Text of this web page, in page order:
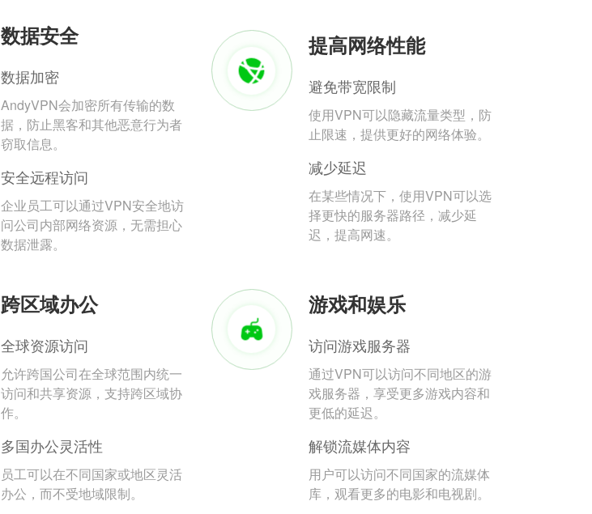
数据安全
数据加密
AndyVPN会加密所有传输的数
据，防止黑客和其他恶意行为者
窃取信息。
安全远程访问
企业员工可以通过VPN安全地访
问公司内部网络资源，无需担心
数据泄露。
提高网络性能
避免带宽限制
使用VPN可以隐藏流量类型，防
止限速，提供更好的网络体验。
减少延迟
在某些情况下，使用VPN可以选
择更快的服务器路径，减少延
迟，提高网速。
跨区域办公
全球资源访问
允许跨国公司在全球范围内统一
访问和共享资源，支持跨区域协
作。
多国办公灵活性
员工可以在不同国家或地区灵活
办公，而不受地域限制。
游戏和娱乐
访问游戏服务器
通过VPN可以访问不同地区的游
戏服务器，享受更多游戏内容和
更低的延迟。
解锁流媒体内容
用户可以访问不同国家的流媒体
库，观看更多的电影和电视剧。